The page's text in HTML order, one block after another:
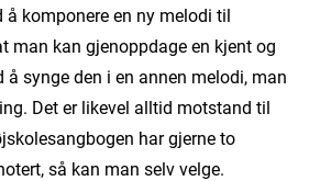
å komponere en ny melodi til
man kan gjenoppdage en kjent og
synge den i en annen melodi, man
Det er likevel alltid motstand til
har gjerne to
så kan man selv velge.